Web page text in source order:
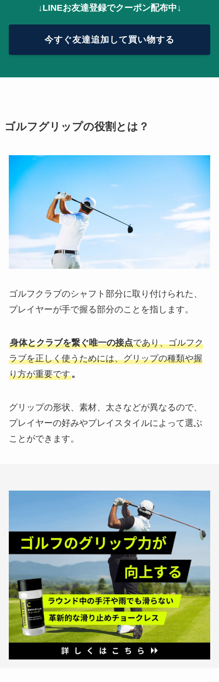
↓LINEお友達登録でクーポン配布中↓
今すぐ友達追加して買い物する
ゴルフグリップの役割とは？
ゴルフクラブのシャフト部分に取り付けられた、
プレイヤーが手で握る部分のことを指します。
身体とクラブを繋ぐ唯一の接点であり、ゴルフク
ラブを正しく使うためには、グリップの種類や握
り方が重要です。
グリップの形状、素材、太さなどが異なるので、
プレイヤーの好みやプレイスタイルによって選ぶ
ことができます。